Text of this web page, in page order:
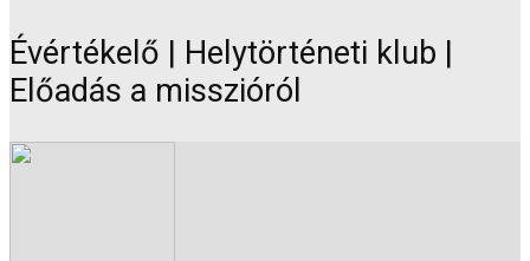
Évértékelő | Helytörténeti klub |
Előadás a misszióról